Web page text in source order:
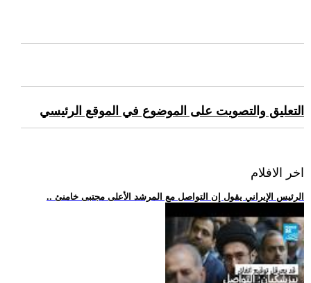
التعليق والتصويت على الموضوع في الموقع الرئيسي
اخر الافلام
.. الرئيس الإيراني يقول إن التواصل مع المرشد الأعلى مجتبى خامنئ